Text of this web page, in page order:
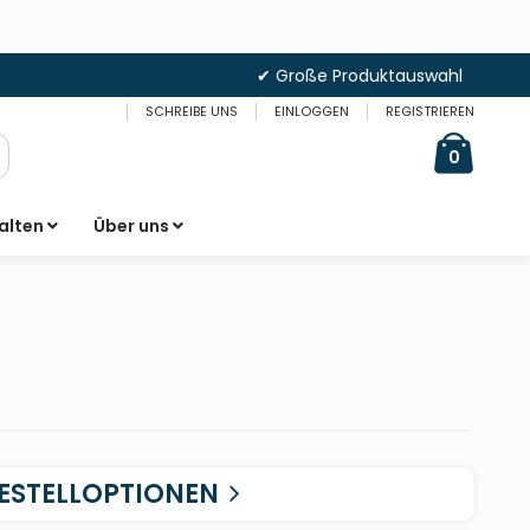
✔ Große Produktauswahl
SCHREIBE UNS EINLOGGEN REGISTRIEREN
0items
Über uns